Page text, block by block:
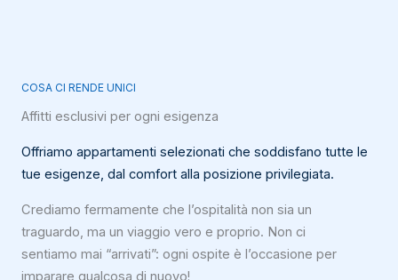
COSA CI RENDE UNICI
Affitti esclusivi per ogni esigenza
Offriamo appartamenti selezionati che soddisfano tutte le
tue esigenze, dal comfort alla posizione privilegiata.
Crediamo fermamente che l’ospitalità non sia un
traguardo, ma un viaggio vero e proprio. Non ci
sentiamo mai “arrivati”: ogni ospite è l’occasione per
imparare qualcosa di nuovo!